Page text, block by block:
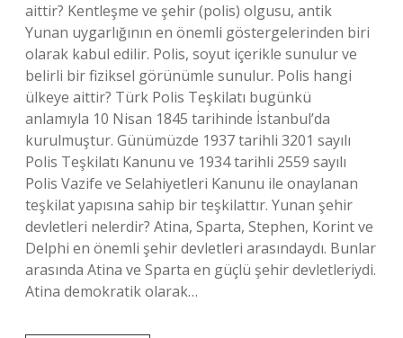
aittir? Kentleşme ve şehir (polis) olgusu, antik
Yunan uygarlığının en önemli göstergelerinden biri
olarak kabul edilir. Polis, soyut içerikle sunulur ve
belirli bir fiziksel görünümle sunulur. Polis hangi
ülkeye aittir? Türk Polis Teşkilatı bugünkü
anlamıyla 10 Nisan 1845 tarihinde İstanbul’da
kurulmuştur. Günümüzde 1937 tarihli 3201 sayılı
Polis Teşkilatı Kanunu ve 1934 tarihli 2559 sayılı
Polis Vazife ve Selahiyetleri Kanunu ile onaylanan
teşkilat yapısına sahip bir teşkilattır. Yunan şehir
devletleri nelerdir? Atina, Sparta, Stephen, Korint ve
Delphi en önemli şehir devletleri arasındaydı. Bunlar
arasında Atina ve Sparta en güçlü şehir devletleriydi.
Atina demokratik olarak…